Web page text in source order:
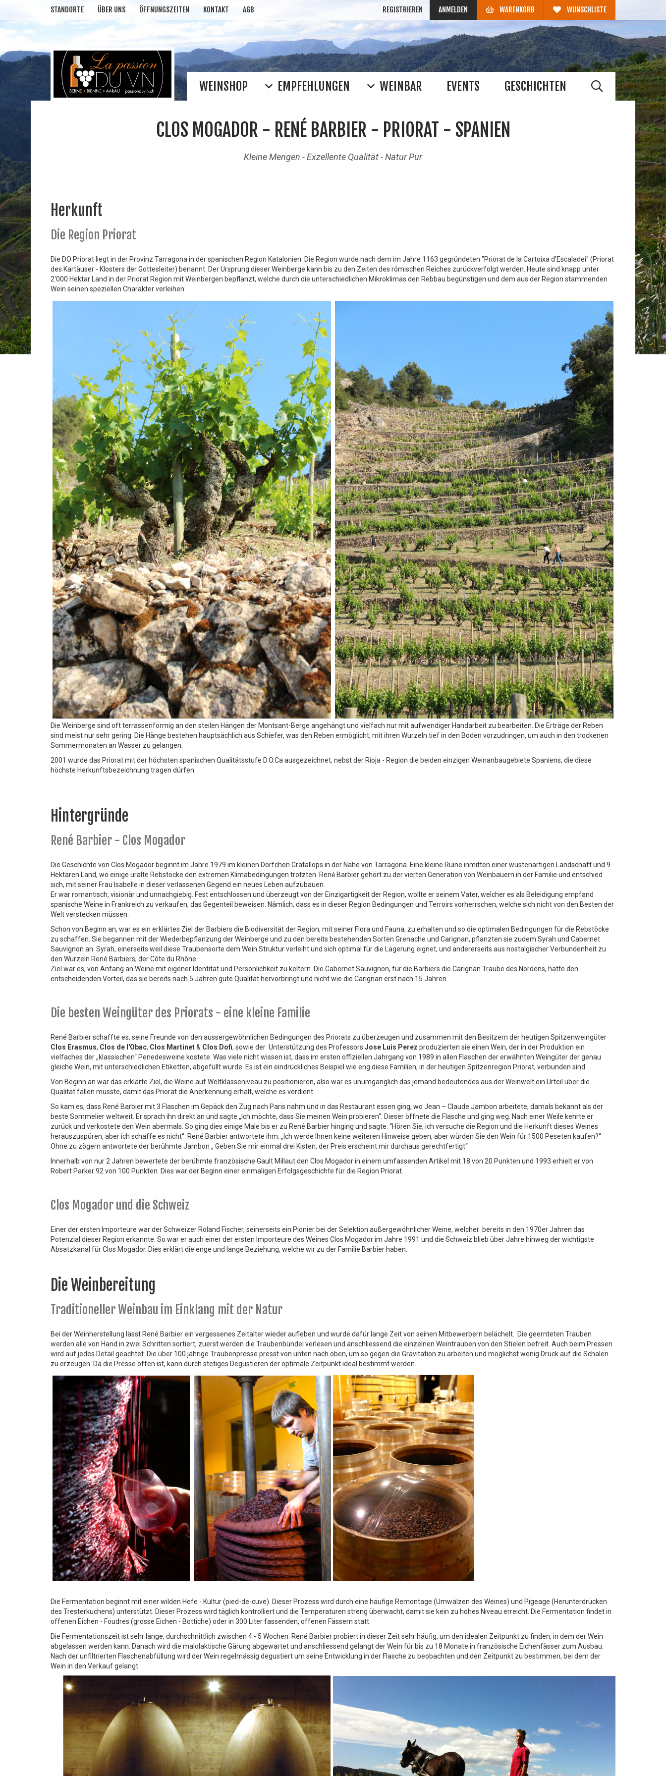
STANDORTE ÜBER UNS ÖFFNUNGSZEITEN KONTAKT AGB REGISTRIEREN ANMELDEN WARENKORB WUNSCHLISTE
WEINSHOP EMPFEHLUNGEN WEINBAR EVENTS GESCHICHTEN
CLOS MOGADOR - RENÉ BARBIER - PRIORAT - SPANIEN
Kleine Mengen - Exzellente Qualität - Natur Pur
Herkunft
Die Region Priorat
Die DO Priorat liegt in der Provinz Tarragona in der spanischen Region Katalonien. Die Region wurde nach dem im Jahre 1163 gegründeten "Priorat de la Cartoixa d'Escaladei" (Priorat
des Kartäuser - Klosters der Gottesleiter) benannt. Der Ursprung dieser Weinberge kann bis zu den Zeiten des römischen Reiches zurückverfolgt werden. Heute sind knapp unter
2'000 Hektar Land in der Priorat Region mit Weinbergen bepflanzt, welche durch die unterschiedlichen Mikroklimas den Rebbau begünstigen und dem aus der Region stammenden
Wein seinen speziellen Charakter verleihen.
Die Weinberge sind oft terrassenförmig an den steilen Hängen der Montsant-Berge angehängt und vielfach nur mit aufwendiger Handarbeit zu bearbeiten. Die Erträge der Reben
sind meist nur sehr gering. Die Hänge bestehen hauptsächlich aus Schiefer, was den Reben ermöglicht, mit ihren Wurzeln tief in den Boden vorzudringen, um auch in den trockenen
Sommermonaten an Wasser zu gelangen.
2001 wurde das Priorat mit der höchsten spanischen Qualitätsstufe D.O.Ca ausgezeichnet, nebst der Rioja - Region die beiden einzigen Weinanbaugebiete Spaniens, die diese
höchste Herkunftsbezeichnung tragen dürfen.
Hintergründe
René Barbier - Clos Mogador
Die Geschichte von Clos Mogador beginnt im Jahre 1979 im kleinen Dörfchen Gratallops in der Nähe von Tarragona. Eine kleine Ruine inmitten einer wüstenartigen Landschaft und 9
Hektaren Land, wo einige uralte Rebstöcke den extremen Klimabedingungen trotzten. Renė Barbier gehört zu der vierten Generation von Weinbauern in der Familie und entschied
sich, mit seiner Frau Isabelle in dieser verlassenen Gegend ein neues Leben aufzubauen.
Er war romantisch, visionär und unnachgiebig. Fest entschlossen und überzeugt von der Einzigartigkeit der Region, wollte er seinem Vater, welcher es als Beleidigung empfand
spanische Weine in Frankreich zu verkaufen, das Gegenteil beweisen. Nämlich, dass es in dieser Region Bedingungen und Terroirs vorherrschen, welche sich nicht von den Besten der
Welt verstecken müssen.
Schon von Beginn an, war es ein erklärtes Ziel der Barbiers die Biodiversität der Region, mit seiner Flora und Fauna, zu erhalten und so die optimalen Bedingungen für die Rebstöcke
zu schaffen. Sie begannen mit der Wiederbepflanzung der Weinberge und zu den bereits bestehenden Sorten Grenache und Carignan, pflanzten sie zudem Syrah und Cabernet
Sauvignon an. Syrah, einerseits weil diese Traubensorte dem Wein Struktur verleiht und sich optimal für die Lagerung eignet, und andererseits aus nostalgischer Verbundenheit zu
den Wurzeln René Barbiers, der Côte du Rhône.
Ziel war es, von Anfang an Weine mit eigener Identität und Persönlichkeit zu keltern. Die Cabernet Sauvignon, für die Barbiers die Carignan Traube des Nordens, hatte den
entscheidenden Vorteil, das sie bereits nach 5 Jahren gute Qualität hervorbringt und nicht wie die Carignan erst nach 15 Jahren.
Die besten Weingüter des Priorats - eine kleine Familie
René Barbier schaffte es, seine Freunde von den aussergewöhnlichen Bedingungen des Priorats zu überzeugen und zusammen mit den Besitzern der heutigen Spitzenweingüter
Clos Erasmus, Clos de l'Obac, Clos Martinet& Clos Dofi, sowie der Unterstützung des Professors Jose Luis Perez produzierten sie einen Wein, der in der Produktion ein
vielfaches der „klassischen“ Penedesweine kostete. Was viele nicht wissen ist, dass im ersten offiziellen Jahrgang von 1989 in allen Flaschen der erwähnten Weingüter der genau
gleiche Wein, mit unterschiedlichen Etiketten, abgefüllt wurde. Es ist ein eindrückliches Beispiel wie eng diese Familien, in der heutigen Spitzenregion Priorat, verbunden sind.
Von Beginn an war das erklärte Ziel, die Weine auf Weltklasseniveau zu positionieren, also war es unumgänglich das jemand bedeutendes aus der Weinwelt ein Urteil über die
Qualität fällen musste, damit das Priorat die Anerkennung erhält, welche es verdient.
So kam es, dass René Barbier mit 3 Flaschen im Gepäck den Zug nach Paris nahm und in das Restaurant essen ging, wo Jean – Claude Jambon arbeitete, damals bekannt als der
beste Sommelier weltweit. Er sprach ihn direkt an und sagte „Ich möchte, dass Sie meinen Wein probieren“. Dieser öffnete die Flasche und ging weg. Nach einer Weile kehrte er
zurück und verkostete den Wein abermals. So ging dies einige Male bis er zu René Barbier hinging und sagte: “Hören Sie, ich versuche die Region und die Herkunft dieses Weines
herauszuspüren, aber ich schaffe es nicht“. René Barbier antwortete ihm: „Ich werde Ihnen keine weiteren Hinweise geben, aber würden Sie den Wein für 1500 Peseten kaufen?“
Ohne zu zögern antwortete der berühmte Jambon „ Geben Sie mir einmal drei Kisten, der Preis erscheint mir durchaus gerechtfertigt“
Innerhalb von nur 2 Jahren bewertete der berühmte französische Gault Millaut den Clos Mogador in einem umfassenden Artikel mit 18 von 20 Punkten und 1993 erhielt er von
Robert Parker 92 von 100 Punkten. Dies war der Beginn einer einmaligen Erfolgsgeschichte für die Region Priorat.
Clos Mogador und die Schweiz
Einer der ersten Importeure war der Schweizer Roland Fischer, seinerseits ein Pionier bei der Selektion außergewöhnlicher Weine, welcher bereits in den 1970er Jahren das
Potenzial dieser Region erkannte. So war er auch einer der ersten Importeure des Weines Clos Mogador im Jahre 1991 und die Schweiz blieb über Jahre hinweg der wichtigste
Absatzkanal für Clos Mogador. Dies erklärt die enge und lange Beziehung, welche wir zu der Familie Barbier haben.
Die Weinbereitung
Traditioneller Weinbau im Einklang mit der Natur
Bei der Weinherstellung lässt René Barbier ein vergessenes Zeitalter wieder aufleben und wurde dafür lange Zeit von seinen Mitbewerbern belächelt. Die geernteten Trauben
werden alle von Hand in zwei Schritten sortiert, zuerst werden die Traubenbündel verlesen und anschliessend die einzelnen Weintrauben von den Stielen befreit. Auch beim Pressen
wird auf jedes Detail geachtet. Die über 100 jährige Traubenpresse presst von unten nach oben, um so gegen die Gravitation zu arbeiten und möglichst wenig Druck auf die Schalen
zu erzeugen. Da die Presse offen ist, kann durch stetiges Degustieren der optimale Zeitpunkt ideal bestimmt werden.
Die Fermentation beginnt mit einer wilden Hefe - Kultur (pied-de-cuve). Dieser Prozess wird durch eine häufige Remontage (Umwälzen des Weines) und Pigeage (Herunterdrücken
des Tresterkuchens) unterstützt. Dieser Prozess wird täglich kontrolliert und die Temperaturen streng überwacht, damit sie kein zu hohes Niveau erreicht. Die Fermentation findet in
offenen Eichen - Foudres (grosse Eichen - Bottiche) oder in 300 Liter fassenden, offenen Fässern statt.
Die Fermentationszeit ist sehr lange, durchschnittlich zwischen 4 - 5 Wochen. René Barbier probiert in dieser Zeit sehr häufig, um den idealen Zeitpunkt zu finden, in dem der Wein
abgelassen werden kann. Danach wird die malolaktische Gärung abgewartet und anschliessend gelangt der Wein für bis zu 18 Monate in französische Eichenfässer zum Ausbau.
Nach der unfiltrierten Flaschenabfüllung wird der Wein regelmässig degustiert um seine Entwicklung in der Flasche zu beobachten und den Zeitpunkt zu bestimmen, bei dem der
Wein in den Verkauf gelangt.